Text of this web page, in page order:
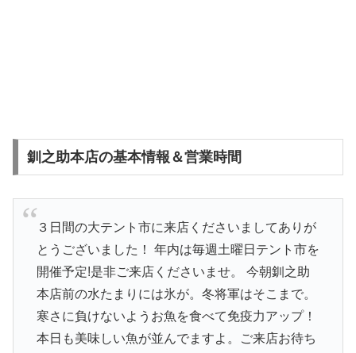
釧之助本店の基本情報＆営業時間
３日間の大テント市に来店くださいましてありが
とうございました！ 年内は毎週土曜日テント市を
開催予定!是非ご来店くださいませ。 今朝釧之助
本店前の水たまりには氷が。冬将軍はそこまで。
寒さに負けないようお魚を食べて免疫力アップ！
本日も美味しい魚が並んでますよ。ご来店お待ち